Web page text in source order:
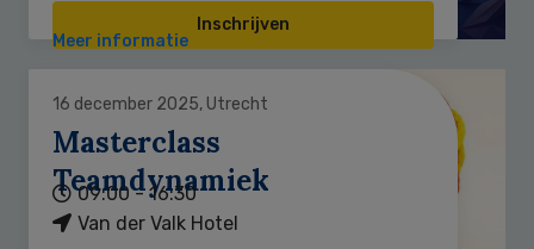
Inschrijven
Meer informatie
16 december 2025, Utrecht
Masterclass
Teamdynamiek
09:00 - 16:30
Van der Valk Hotel